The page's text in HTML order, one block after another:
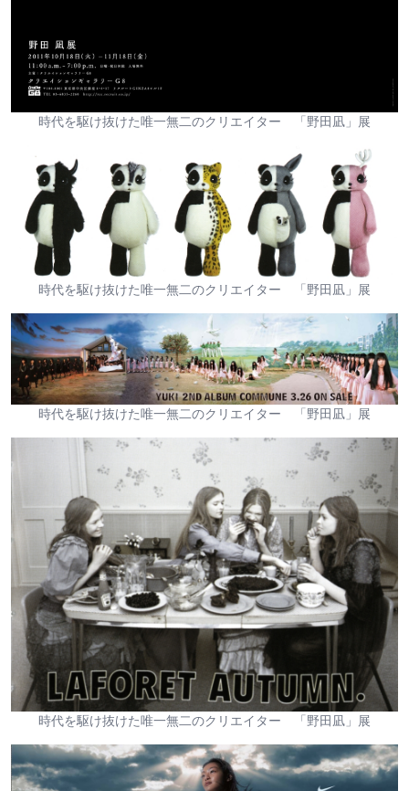
時代を駆け抜けた唯一無二のクリエイター 「野田凪」展
時代を駆け抜けた唯一無二のクリエイター 「野田凪」展
時代を駆け抜けた唯一無二のクリエイター 「野田凪」展
時代を駆け抜けた唯一無二のクリエイター 「野田凪」展